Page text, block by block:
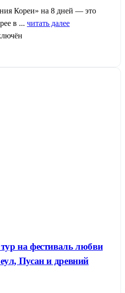
Кореи» на 8 дней — это
в ... читать далее
на фестиваль любви
Пусан и древний